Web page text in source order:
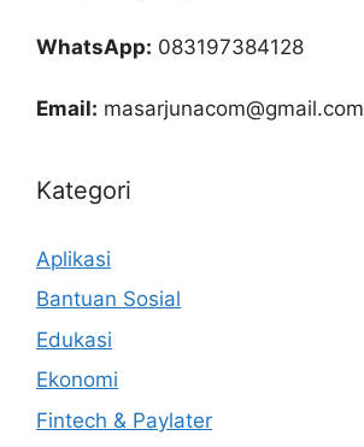
WhatsApp: 083197384128
Email: masarjunacom@gmail.com
Kategori
Aplikasi
Bantuan Sosial
Edukasi
Ekonomi
Fintech & Paylater